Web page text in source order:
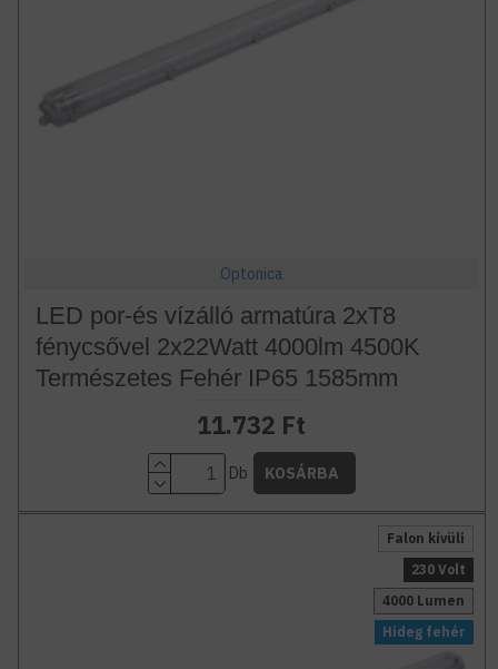
Optonica
LED por-és vízálló armatúra 2xT8
fénycsővel 2x22Watt 4000lm 4500K
Természetes Fehér IP65 1585mm
11.732 Ft
Db KOSÁRBA
Hideg fehér
Falon kívüli
230 Volt
4000 Lumen